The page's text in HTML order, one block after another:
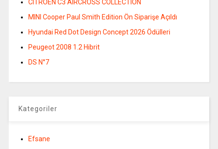
CITROËN C3 AIRCROSS COLLECTION
MINI Cooper Paul Smith Edition Ön Siparişe Açıldı
Hyundai Red Dot Design Concept 2026 Ödülleri
Peugeot 2008 1.2 Hibrit
DS N°7
Kategoriler
Efsane